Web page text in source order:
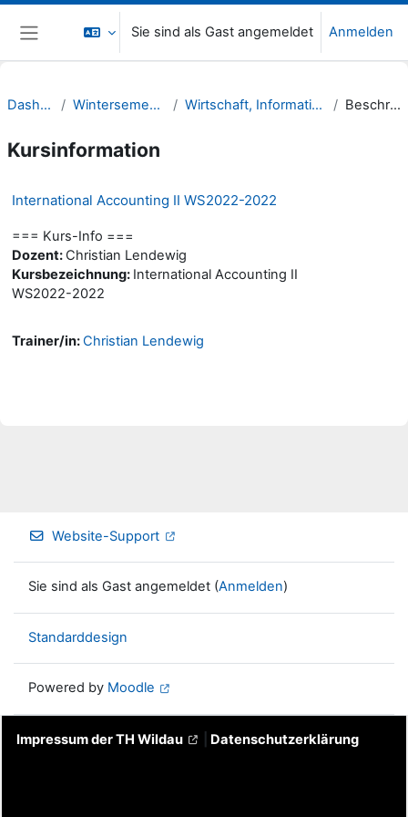
Zum Hauptinhalt
Website-Übersicht
Sie sind als Gast angemeldet Anmelden
Dashboard Wintersemester 22/23 Wirtschaft, Informatik, Recht (WIR) Beschreibung
Kursinformation
International Accounting II WS2022-2022
=== Kurs-Info ===
Dozent: Christian Lendewig
Kursbezeichnung: International Accounting II
WS2022-2022
Trainer/in:Christian Lendewig
Website-Support
Sie sind als Gast angemeldet (Anmelden)
Standarddesign
Powered by Moodle
Impressum der TH Wildau Datenschutzerklärung